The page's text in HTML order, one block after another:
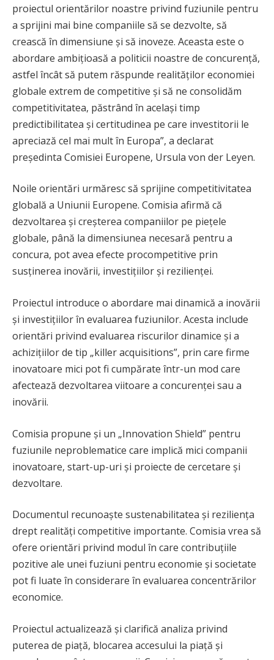
proiectul orientărilor noastre privind fuziunile pentru
a sprijini mai bine companiile să se dezvolte, să
crească în dimensiune și să inoveze. Aceasta este o
abordare ambițioasă a politicii noastre de concurență,
astfel încât să putem răspunde realităților economiei
globale extrem de competitive și să ne consolidăm
competitivitatea, păstrând în același timp
predictibilitatea și certitudinea pe care investitorii le
apreciază cel mai mult în Europa”, a declarat
președinta Comisiei Europene, Ursula von der Leyen.
Noile orientări urmăresc să sprijine competitivitatea
globală a Uniunii Europene. Comisia afirmă că
dezvoltarea și creșterea companiilor pe piețele
globale, până la dimensiunea necesară pentru a
concura, pot avea efecte procompetitive prin
susținerea inovării, investițiilor și rezilienței.
Proiectul introduce o abordare mai dinamică a inovării
și investițiilor în evaluarea fuziunilor. Acesta include
orientări privind evaluarea riscurilor dinamice și a
achizițiilor de tip „killer acquisitions”, prin care firme
inovatoare mici pot fi cumpărate într-un mod care
afectează dezvoltarea viitoare a concurenței sau a
inovării.
Comisia propune și un „Innovation Shield” pentru
fuziunile neproblematice care implică mici companii
inovatoare, start-up-uri și proiecte de cercetare și
dezvoltare.
Documentul recunoaște sustenabilitatea și reziliența
drept realități competitive importante. Comisia vrea să
ofere orientări privind modul în care contribuțiile
pozitive ale unei fuziuni pentru economie și societate
pot fi luate în considerare în evaluarea concentrărilor
economice.
Proiectul actualizează și clarifică analiza privind
puterea de piață, blocarea accesului la piață și